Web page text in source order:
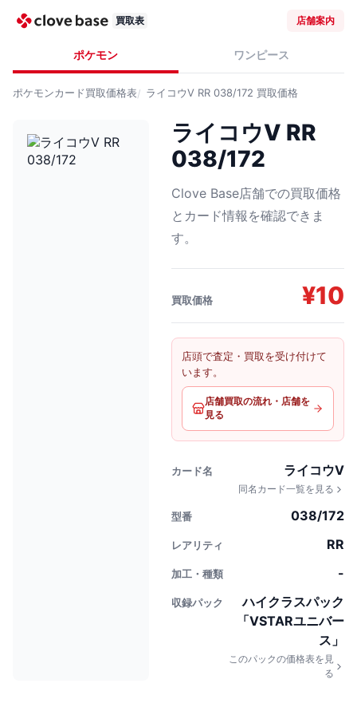
買取表 店舗案内
ポケモン ワンピース
ポケモンカード買取価格表 ライコウV RR 038/172 買取価格
ライコウV RR
038/172
Clove Base店舗での買取価格
とカード情報を確認できま
す。
買取価格 ¥10
店頭で査定・買取を受け付けて
います。
店舗買取の流れ・店舗を
見る
カード名 ライコウV
同名カード一覧を見る
型番 038/172
レアリティ RR
加工・種類 -
収録パック
ハイクラスパック
「VSTARユニバー
ス」
このパックの価格表を見
る